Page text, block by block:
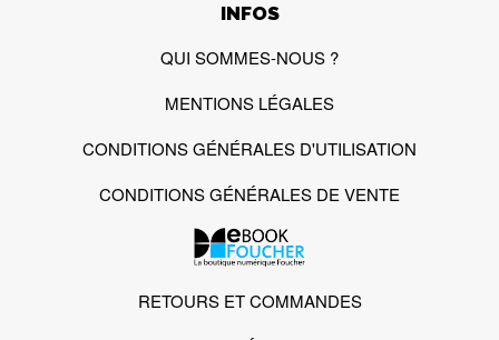
INFOS
QUI SOMMES-NOUS ?
MENTIONS LÉGALES
CONDITIONS GÉNÉRALES D'UTILISATION
CONDITIONS GÉNÉRALES DE VENTE
RETOURS ET COMMANDES